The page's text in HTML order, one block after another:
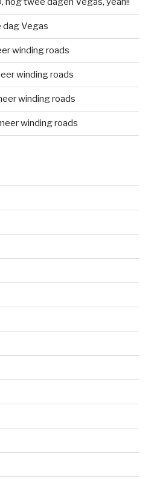
dag Vegas
winding roads
winding roads
winding roads
winding roads